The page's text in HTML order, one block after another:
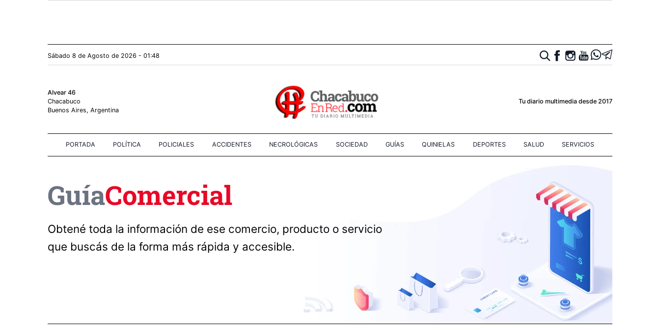
Sábado 8 de Agosto de 2026 - 01:48
Alvear 46
Chacabuco
Buenos Aires, Argentina
Tu diario multimedia desde 2017
PORTADA POLÍTICA POLICIALES ACCIDENTES NECROLÓGICAS SOCIEDAD GUÍAS QUINIELAS DEPORTES SALUD SERVICIOS
GuíaComercial
Obtené toda la información de ese comercio, producto o servicio
que buscás de la forma más rápida y accesible.